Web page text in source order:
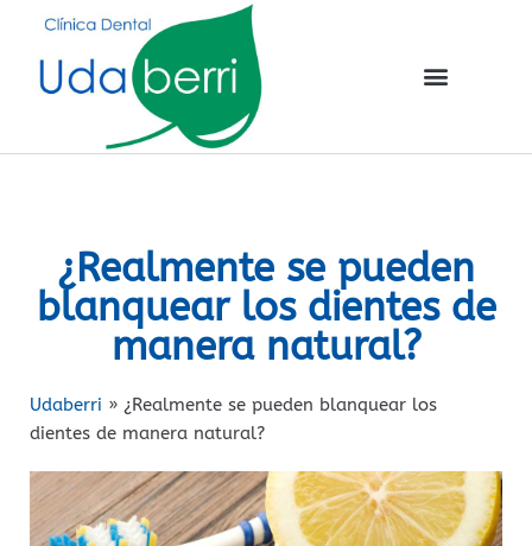
¿Realmente se pueden
blanquear los dientes de
manera natural?
Udaberri » ¿Realmente se pueden blanquear los
dientes de manera natural?